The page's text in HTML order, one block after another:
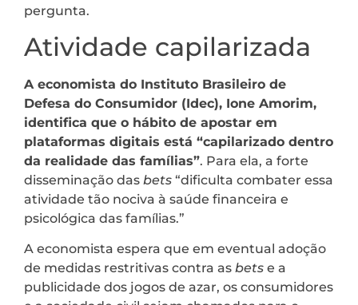
pergunta.
Atividade capilarizada
A economista do Instituto Brasileiro de
Defesa do Consumidor (Idec), Ione Amorim,
identifica que o hábito de apostar em
plataformas digitais está “capilarizado dentro
da realidade das famílias”. Para ela, a forte
disseminação das bets “dificulta combater essa
atividade tão nociva à saúde financeira e
psicológica das famílias.”
A economista espera que em eventual adoção
de medidas restritivas contra as bets e a
publicidade dos jogos de azar, os consumidores